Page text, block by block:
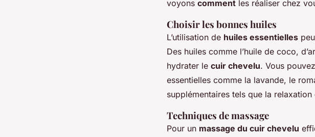
voyons comment les réaliser chez
Choisir les bonnes huiles
L’utilisation de huiles essentielles
Des huiles comme l’huile de coco,
hydrater le cuir chevelu. Vous
essentielles comme la lavande, le
supplémentaires tels que la
Techniques de massage
Pour un massage du cuir chevelu